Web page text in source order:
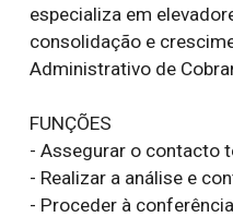
especializa em
consolidação e
Administrativo de
FUNÇÕES
- Assegurar o contacto
- Realizar a análise e
- Proceder à